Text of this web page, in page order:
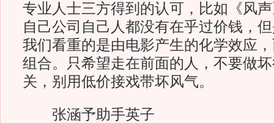
专业人士三方得到的认可，比如《风
自己公司自己人都没有在乎过价钱，
我们看重的是由电影产生的化学效应
组合。只希望走在前面的人，不要做
关，别用低价接戏带坏风气。
张涵予助手英子